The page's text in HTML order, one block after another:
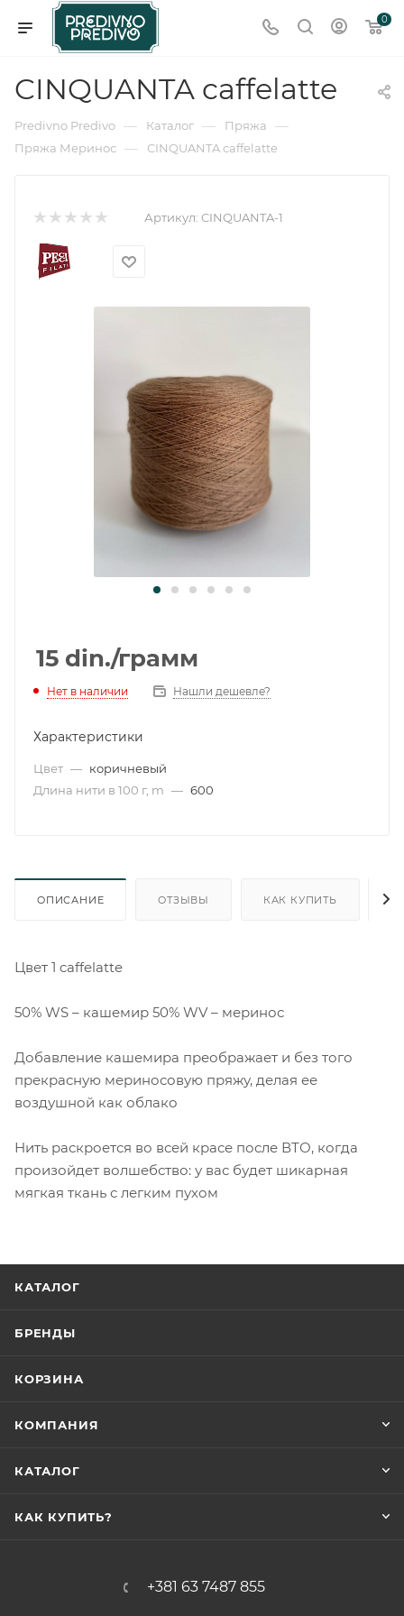
0
CINQUANTA caffelatte
Predivno Predivo — Каталог — Пряжа —
Пряжа Меринос — CINQUANTA caffelatte
Артикул: CINQUANTA-1
15 din./грамм
Нет в наличии Нашли дешевле?
Характеристики
Цвет — коричневый
Длина нити в 100 г, m — 600
ОПИСАНИЕ ОТЗЫВЫ КАК КУПИТЬ
Цвет 1 caffelatte
50% WS – кашемир 50% WV – меринос
Добавление кашемира преображает и без того
прекрасную мериносовую пряжу, делая ее
воздушной как облако
Нить раскроется во всей красе после ВТО, когда
произойдет волшебство: у вас будет шикарная
мягкая ткань с легким пухом
КАТАЛОГ
БРЕНДЫ
КОРЗИНА
КОМПАНИЯ
КАТАЛОГ
КАК КУПИТЬ?
+381 63 7487 855